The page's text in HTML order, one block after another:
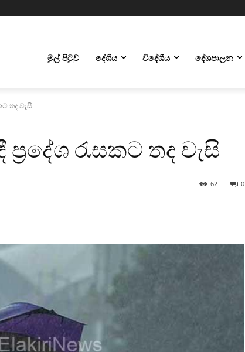
මුල් පිටුව දේශීය විදේශීය දේශපාලන
තද වැසි
රැසකට තද වැසි
0
62